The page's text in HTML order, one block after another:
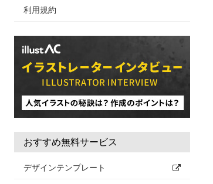
利用規約
おすすめ無料サービス
デザインテンプレート